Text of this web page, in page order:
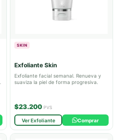
SKIN
Exfoliante Skin
Exfoliante facial semanal. Renueva y
suaviza la piel de forma progresiva.
$23.200 PVS
Ver Exfoliante Comprar